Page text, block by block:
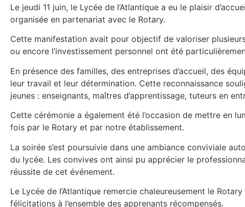
Le jeudi 11 juin, le Lycée de l’Atlantique a eu le plaisir
organisée en partenariat avec le Rotary.
Cette manifestation avait pour objectif de valoriser
ou encore l’investissement personnel ont été
En présence des familles, des entreprises d’accueil, des
leur travail et leur détermination. Cette reconnaissance
jeunes : enseignants, maîtres d’apprentissage, tuteurs en
Cette cérémonie a également été l’occasion de mettre en
fois par le Rotary et par notre établissement.
La soirée s’est poursuivie dans une ambiance conviviale
du lycée. Les convives ont ainsi pu apprécier le
réussite de cet événement.
Le Lycée de l’Atlantique remercie chaleureusement le
félicitations à l’ensemble des apprenants récompensés.